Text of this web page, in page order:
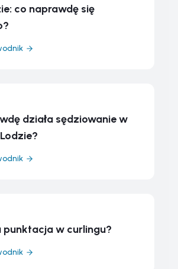
co naprawdę się
działa sędziowanie w
punktacja w curlingu?